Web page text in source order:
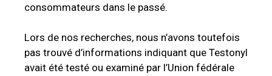
consommateurs dans le passé.
Lors de nos recherches, nous n’avons toutefois
pas trouvé d’informations indiquant que Testonyl
avait été testé ou examiné par l’Union fédérale